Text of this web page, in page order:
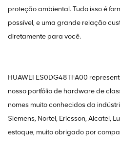
proteção ambiental. Tudo isso é
possível, e uma grande relação
diretamente para você.
HUAWEI ES0DG48TFA00
nosso portfólio de hardware de
nomes muito conhecidos da
Siemens, Nortel, Ericsson, Alcatel,
estoque, muito obrigado por